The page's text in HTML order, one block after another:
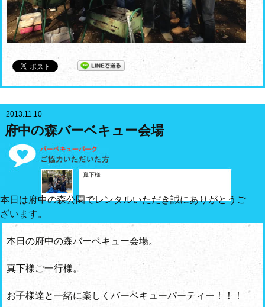
2013.11.10
府中の森バーベキュー会場
真下様
本日は府中の森公園でレンタルいただき誠にありがとうご
ざいます。
本日の府中の森バーベキュー会場。
真下様ご一行様。
お子様達と一緒に楽しくバーベキューパーティー！！！